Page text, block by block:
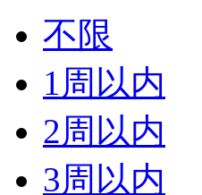
不限
1周以内
2周以内
3周以内